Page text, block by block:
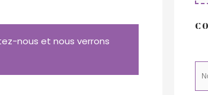
nous et nous verrons